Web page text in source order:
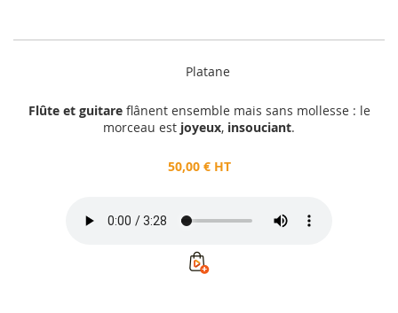
Platane
Flûte et guitareflânent ensemble mais sans mollesse : le
morceau est joyeux, insouciant.
50,00 € HT